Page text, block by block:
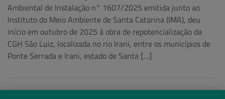
Ambiental de Instalação n° 1607/2025 emitida junto ao
Instituto do Meio Ambiente de Santa Catarina (IMA), deu
início em outubro de 2025 à obra de repotencialização da
CGH São Luiz, localizada no rio Irani, entre os municípios de
Ponte Serrada e Irani, estado de Santa […]